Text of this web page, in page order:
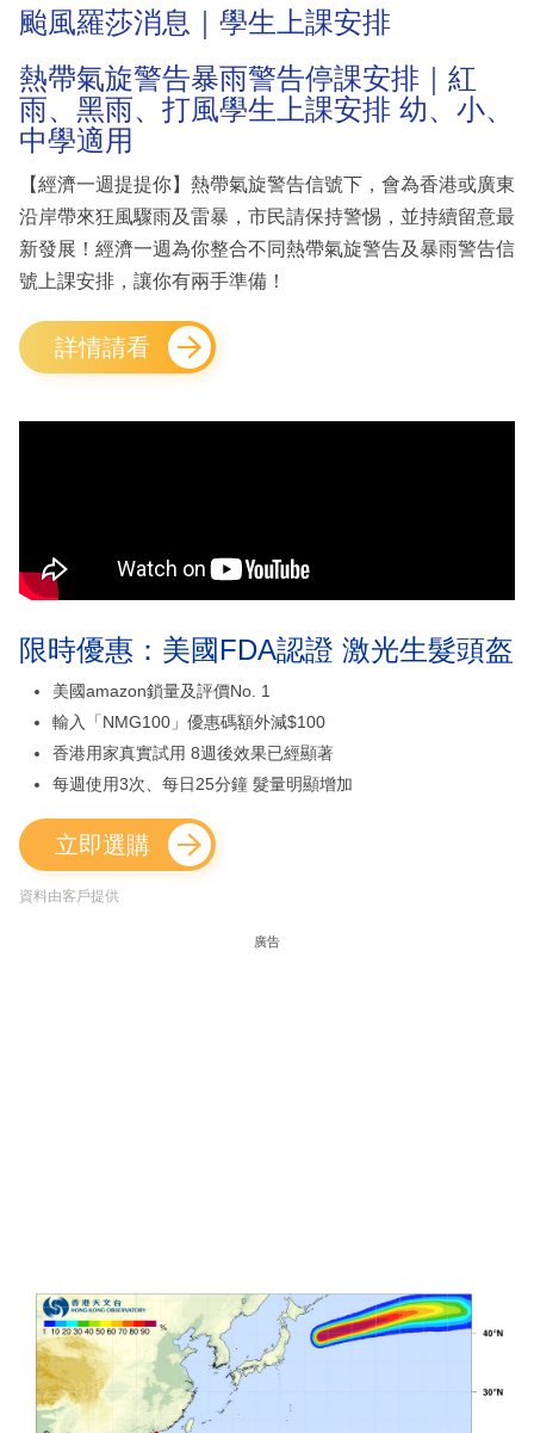
颱風羅莎消息｜學生上課安排
熱帶氣旋警告暴雨警告停課安排｜紅
雨、黑雨、打風學生上課安排 幼、小、
中學適用
【經濟一週提提你】熱帶氣旋警告信號下，會為香港或廣東
沿岸帶來狂風驟雨及雷暴，市民請保持警惕，並持續留意最
新發展！經濟一週為你整合不同熱帶氣旋警告及暴雨警告信
號上課安排，讓你有兩手準備！
詳情請看
限時優惠：美國FDA認證 激光生髮頭盔
美國amazon鎖量及評價No. 1
輸入「NMG100」優惠碼額外減$100
香港用家真實試用 8週後效果已經顯著
每週使用3次、每日25分鐘 髮量明顯增加
立即選購
資料由客戶提供
廣告